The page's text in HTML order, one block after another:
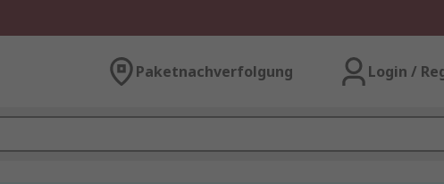
Paketnachverfolgung Login /